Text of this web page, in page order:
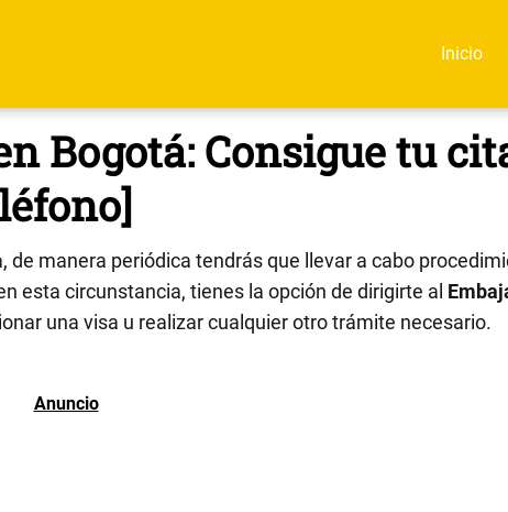
Inicio
Bogotá: Consigue tu
de manera periódica tendrás que llevar a cabo
esta circunstancia, tienes la opción de dirigirte al
una visa u realizar cualquier otro trámite necesario.